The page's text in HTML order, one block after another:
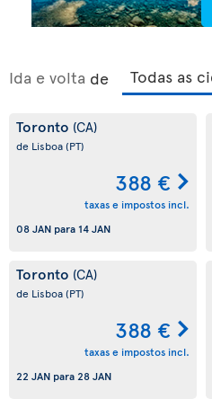
Ida e volta de
Toronto (CA)
de Lisboa(PT)
388 €
taxas e impostos incl.
08 JAN para 14 JAN
Toronto (CA)
de Lisboa(PT)
388 €
taxas e impostos incl.
22 JAN para28 JAN